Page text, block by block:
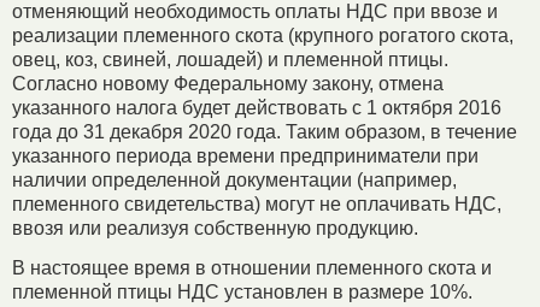
отменяющий необходимость оплаты НДС при ввозе и
реализации племенного скота (крупного рогатого скота,
овец, коз, свиней, лошадей) и племенной птицы.
Согласно новому Федеральному закону, отмена
указанного налога будет действовать с 1 октября 2016
года до 31 декабря 2020 года. Таким образом, в течение
указанного периода времени предприниматели при
наличии определенной документации (например,
племенного свидетельства) могут не оплачивать НДС,
ввозя или реализуя собственную продукцию.
В настоящее время в отношении племенного скота и
племенной птицы НДС установлен в размере 10%.